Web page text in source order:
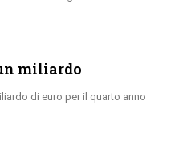
miliardo
di euro per il quarto anno